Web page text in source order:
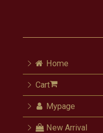
Home
Cart
Mypage
New Arrival